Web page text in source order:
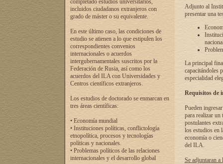
completado estudios universitarios,
incluidos ciudadanos extranjeros con
grado de máster o su equivalente.
En este último caso, las condiciones de
estudio se atienen a lo que estipulen los
correspondientes convenios
internacionales o acuerdos
intergubernamentales suscritos por la
Federación de Rusia, así como los
acuerdos del ILA con Universidades y
Centros científicos extranjeros.
Los estudios de doctorado se enmarcan en
tres áreas científicas:
• Economía mundial
• Instituciones políticas, conflictología
etnopolítica, procesos y tecnologías
políticas y nacionales.
• Problemas políticos de las relaciones
internacionales y el desarrollo global
Adjunto al
presentar una
La principal
capacitándoles
especialidad
Requisitos de
Pueden
para realizar un
postulantes
los estudios en
economía o
del ILA.
Se adjuntaran a